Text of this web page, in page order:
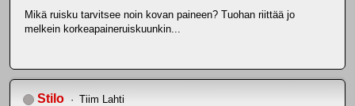
Mikä ruisku tarvitsee noin kovan paineen? Tuohan riittää jo
melkein korkeapaineruiskuunkin...
Stilo Tiim Lahti